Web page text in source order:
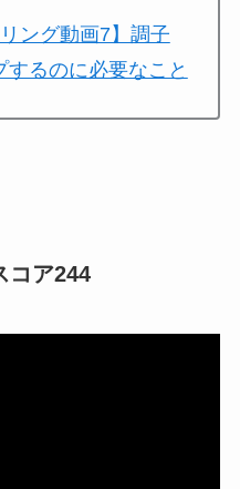
リング動画7】調子
るのに必要なこと
コア244